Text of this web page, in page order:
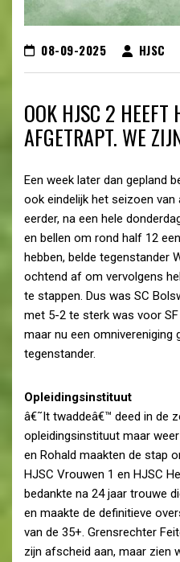
08-09-2025 HJSC
OOK HJSC 2 HEEFT
AFGETRAPT. WE
Een week later dan gepland
ook eindelijk het seizoen van
eerder, na een hele
en bellen om rond half 12
hebben, belde tegenstander
ochtend af om vervolgens
te stappen. Dus was SC
met 5-2 te sterk was voor
maar nu een omnivereniging
tegenstander.
Opleidingsinstituut
â€˜It twaddeâ€™ deed in de
opleidingsinstituut maar
en Rohald maakten de stap
HJSC Vrouwen 1 en HJSC
bedankte na 24 jaar trouwe
en maakte de definitieve
van de 35+. Grensrechter
zijn afscheid aan, maar zien